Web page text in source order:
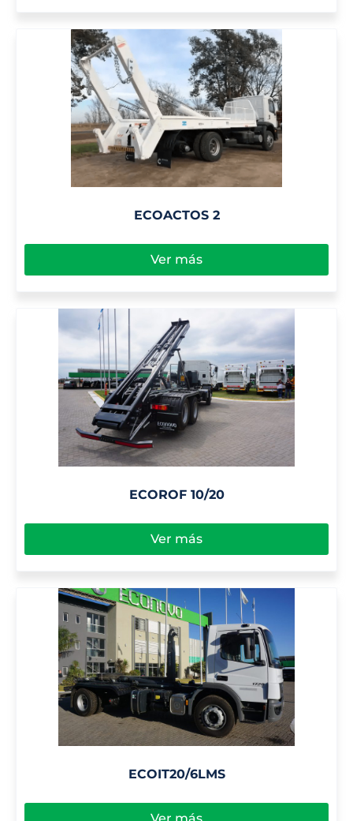
ECOACTOS 2
Ver más
ECOROF 10/20
Ver más
ECOIT20/6LMS